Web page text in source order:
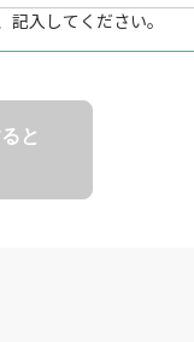
入してください。
と